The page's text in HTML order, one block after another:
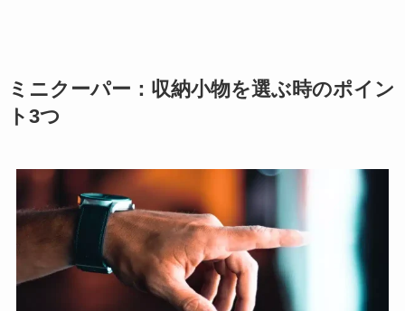
ミニクーパー：収納小物を選ぶ時のポイン
ト3つ